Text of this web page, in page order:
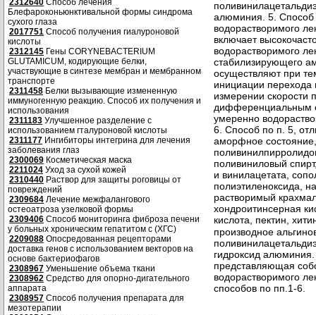
2312640 Способ лечения
Блефароконьюнктивальной формы синдрома
сухого глаза
2017751 Способ получения гиалуроновой
кислоты
2312145 Гены CORYNEBACTERIUM
GLUTAMICUM, кодирующие белки,
участвующие в синтезе мембран и мембранном
транспорте
2311458 Белки вызывающие измененную
иммуногенную реакцию. Способ их получения и
использования
2311183 Улучшенное разделение с
использованием гталуроновой кислоты
2311177 Ингибиторы интегрина для лечения
заболевания глаз
2300069 Косметическая маска
2211024 Уход за сухой кожей
2310440 Раствор для защиты роговицы от
повреждений
2309684 Лечение межфалангового
остеоатроза узелковой формы
2309406 Способ мониторинга фиброза печени
у больных хроническим гепатитом с (ХГС)
2209088 Опосредованная рецепторами
доставка генов с использованием векторов на
основе бактериофагов
2308967 Уменьшение объема ткани
2308962 Средство для опорно-дигательного
аппарата
2308957 Способ получения препарата для
мезотерапии
алюминия. 5. Способ
водорастворимого
включает
водорастворимого
стабилизирующего
осуществляют при
инициации
измерении
дифференциальным
умеренно
6. Способ по п. 5,
аморфное
поливиниловый
и винилацетата,
полиэтиленоксида,
растворимый
хондроитинсерная
кислота, пектин,
производное
гидроксид
представляющая
водорастворимого
способов по пп.1-6.